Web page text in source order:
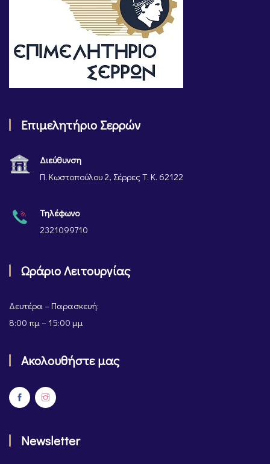
Επιμελητήριο Σερρών
Διεύθυνση
Π. Κωστοπούλου 2, Σέρρες Τ. Κ. 62122
Τηλέφωνο
2321099710
Ωράριο Λειτουργίας
Δευτέρα – Παρασκευή:
8:00 πμ – 15:00 μμ
Ακολουθήστε μας
Newsletter